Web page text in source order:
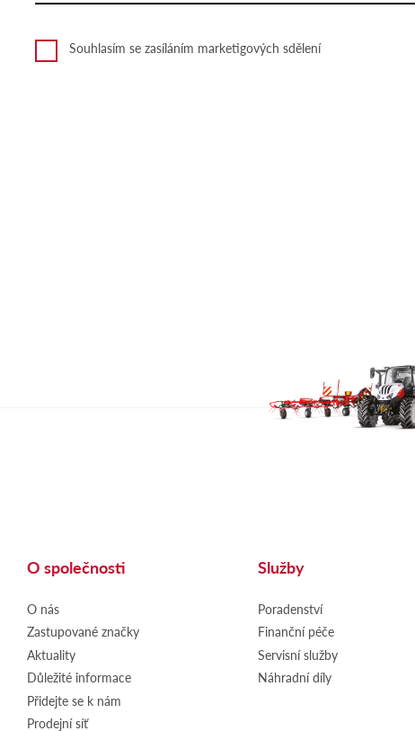
Souhlasím se zasíláním marketigových sdělení
O společnosti
O nás
Zastupované značky
Aktuality
Důležité informace
Přidejte se k nám
Prodejní síť
Služby
Poradenství
Finanční péče
Servisní služby
Náhradní díly